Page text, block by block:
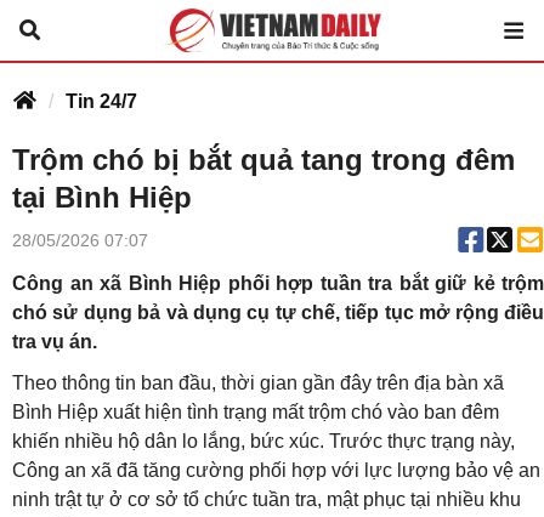
Tin 24/7
Trộm chó bị bắt quả tang trong đêm
tại Bình Hiệp
28/05/2026 07:07
Công an xã Bình Hiệp phối hợp tuần tra bắt giữ kẻ trộm
chó sử dụng bả và dụng cụ tự chế, tiếp tục mở rộng điều
tra vụ án.
Theo thông tin ban đầu, thời gian gần đây trên địa bàn xã
Bình Hiệp xuất hiện tình trạng mất trộm chó vào ban đêm
khiến nhiều hộ dân lo lắng, bức xúc. Trước thực trạng này,
Công an xã đã tăng cường phối hợp với lực lượng bảo vệ an
ninh trật tự ở cơ sở tổ chức tuần tra, mật phục tại nhiều khu